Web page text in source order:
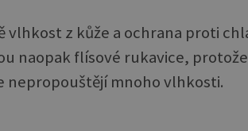
vlhkost z kůže a ochrana proti
naopak flísové rukavice,
mnoho vlhkosti.